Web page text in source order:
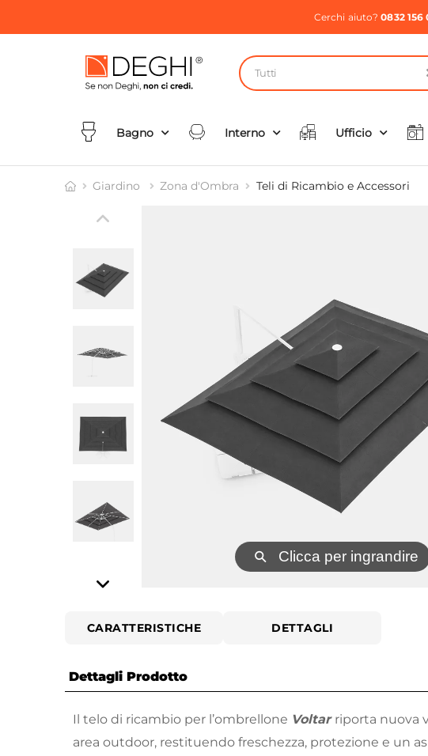
Cerchi aiuto?0832 156
Tutti
Bagno Interno Ufficio
Giardino Zona d'Ombra Teli di Ricambio e Accessori
⚲ Clicca per ingrandire
CARATTERISTICHE DETTAGLI
Dettagli Prodotto
Il telo di ricambio per l’ombrellone Voltar riporta nuova
area outdoor, restituendo freschezza, protezione e un